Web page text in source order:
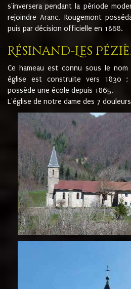
s'inversera pendant la période
rejoindre Aranc, Rougemont
puis par décision officielle en 1868.
Résinand-Les
Ce hameau est connu sous le
église est construite vers 1830 ;
possède une école depuis 1865.
L'église de notre dame des 7